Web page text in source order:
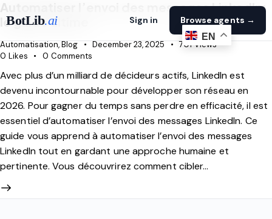
BotLib.ai Sign in Browse agents →
Automatiser l’envoi des messages LinkedIn:
le guide ultime
Automatisation,Blog December 23, 2025 701 Views
0 Likes 0 Comments
Avec plus d’un milliard de décideurs actifs, LinkedIn est
devenu incontournable pour développer son réseau en
2026. Pour gagner du temps sans perdre en efficacité, il est
essentiel d’automatiser l’envoi des messages LinkedIn. Ce
guide vous apprend à automatiser l’envoi des messages
LinkedIn tout en gardant une approche humaine et
pertinente. Vous découvrirez comment cibler…
EN